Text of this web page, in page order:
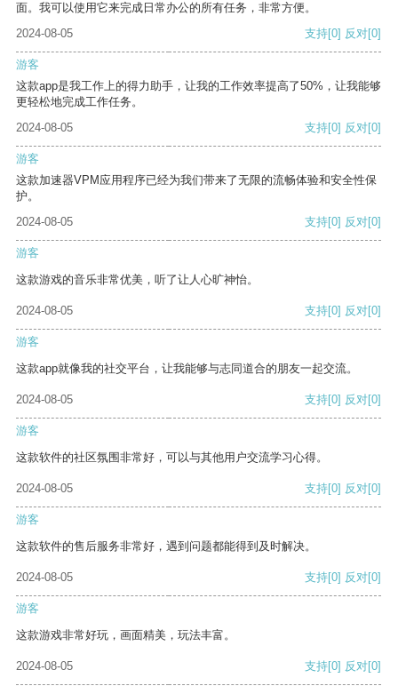
面。我可以使用它来完成日常办公的所有任务，非常方便。
2024-08-05
支持[0] 反对[0]
游客
这款app是我工作上的得力助手，让我的工作效率提高了50%，让我能够
更轻松地完成工作任务。
2024-08-05
支持[0] 反对[0]
游客
这款加速器VPM应用程序已经为我们带来了无限的流畅体验和安全性保
护。
2024-08-05
支持[0] 反对[0]
游客
这款游戏的音乐非常优美，听了让人心旷神怡。
2024-08-05 支持[0] 反对[0]
游客
这款app就像我的社交平台，让我能够与志同道合的朋友一起交流。
2024-08-05 支持[0] 反对[0]
游客
这款软件的社区氛围非常好，可以与其他用户交流学习心得。
2024-08-05 支持[0] 反对[0]
游客
这款软件的售后服务非常好，遇到问题都能得到及时解决。
2024-08-05 支持[0] 反对[0]
游客
这款游戏非常好玩，画面精美，玩法丰富。
2024-08-05 支持[0] 反对[0]